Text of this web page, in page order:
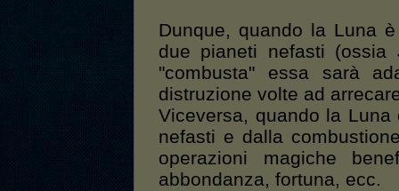
Dunque, quando la Luna
due pianeti nefasti (ossia
"combusta" essa sarà
distruzione volte ad
Viceversa, quando la
nefasti e dalla
operazioni magiche
abbondanza, fortuna, ecc.